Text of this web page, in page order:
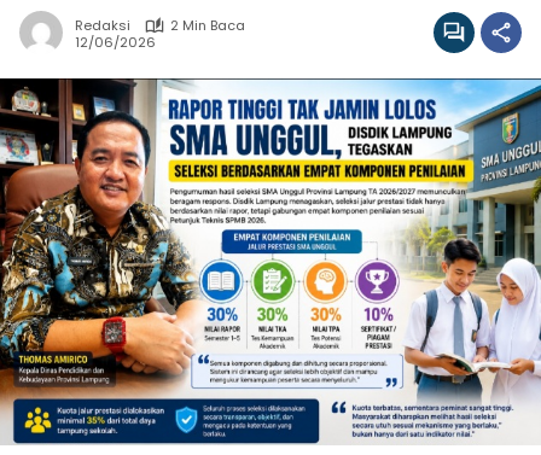
Redaksi
2 Min Baca
12/06/2026